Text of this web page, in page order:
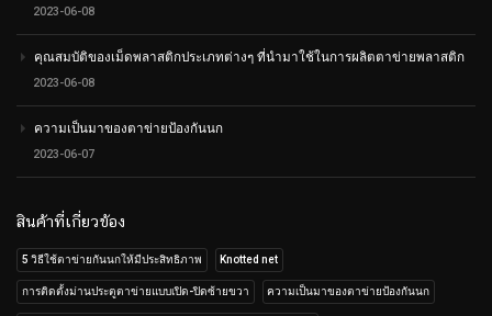
2023-06-08
คุณสมบัติของเม็ดพลาสติกประเภทต่างๆ ที่นำมาใช้ในการผลิตตาข่ายพลาสติก
2023-06-08
ความเป็นมาของตาข่ายป้องกันนก
2023-06-07
สินค้าที่เกี่ยวข้อง
5 วิธีใช้ตาข่ายกันนกให้มีประสิทธิภาพ Knotted net
การติดตั้งม่านประตูตาข่ายแบบเปิด-ปิดซ้ายขวา ความเป็นมาของตาข่ายป้องกันนก